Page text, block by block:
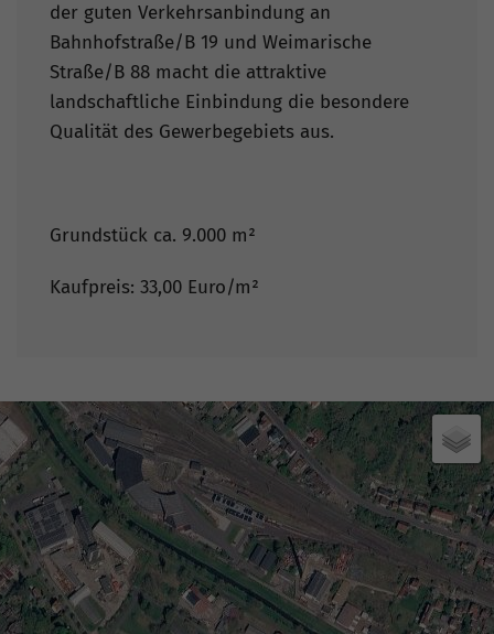
der guten Verkehrsanbindung an
Bahnhofstraße/B 19 und Weimarische
Straße/B 88 macht die attraktive
landschaftliche Einbindung die besondere
Qualität des Gewerbegebiets aus.
Grundstück ca. 9.000 m²
Kaufpreis: 33,00 Euro/m²